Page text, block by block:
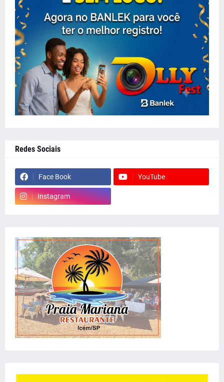
Redes Sociais
Face Book YouTube
Instagram